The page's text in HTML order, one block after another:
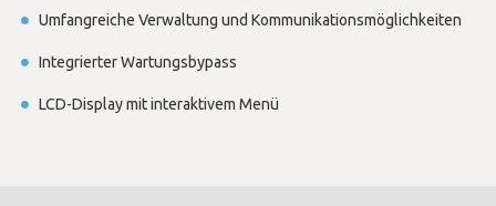
Umfangreiche Verwaltung und Kommunikationsmöglichkeiten
Integrierter Wartungsbypass
LCD-Display mit interaktivem Menü